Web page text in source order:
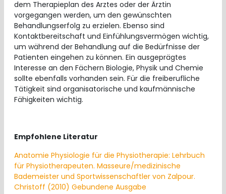
dem Therapieplan des Arztes oder der Ärztin
vorgegangen werden, um den gewünschten
Behandlungserfolg zu erzielen. Ebenso sind
Kontaktbereitschaft und Einfühlungsvermögen wichtig,
um während der Behandlung auf die Bedürfnisse der
Patienten eingehen zu können. Ein ausgeprägtes
Interesse an den Fächern Biologie, Physik und Chemie
sollte ebenfalls vorhanden sein. Für die freiberufliche
Tätigkeit sind organisatorische und kaufmännische
Fähigkeiten wichtig.
Empfohlene Literatur
Anatomie Physiologie für die Physiotherapie: Lehrbuch
für Physiotherapeuten. Masseure/medizinische
Bademeister und Sportwissenschaftler von Zalpour.
Christoff (2010) Gebundene Ausgabe